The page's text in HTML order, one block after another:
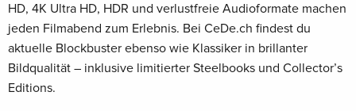
HD, 4K Ultra HD, HDR und verlustfreie Audioformate machen
jeden Filmabend zum Erlebnis. Bei CeDe.ch findest du
aktuelle Blockbuster ebenso wie Klassiker in brillanter
Bildqualität – inklusive limitierter Steelbooks und Collector’s
Editions.